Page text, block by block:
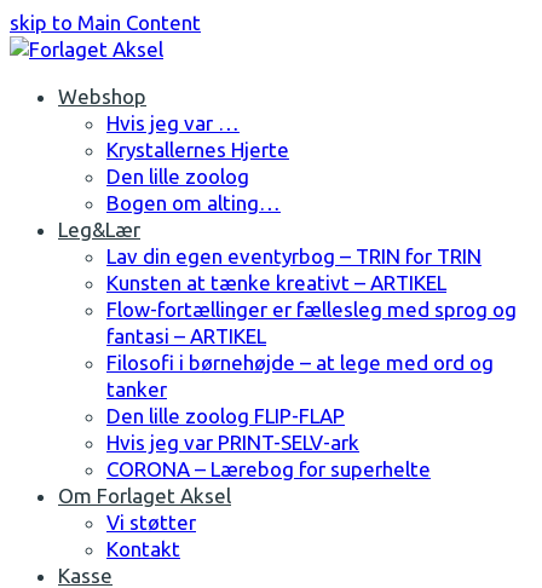
skip to Main Content
Facebook
Instagram
Webshop
Hvis jeg var …
Krystallernes Hjerte
Den lille zoolog
Bogen om alting…
Leg&Lær
Lav din egen eventyrbog – TRIN for TRIN
Kunsten at tænke kreativt – ARTIKEL
Flow-fortællinger er fællesleg med sprog og
fantasi – ARTIKEL
Filosofi i børnehøjde – at lege med ord og
tanker
Den lille zoolog FLIP-FLAP
Hvis jeg var PRINT-SELV-ark
CORONA – Lærebog for superhelte
Om Forlaget Aksel
Vi støtter
Kontakt
Kasse